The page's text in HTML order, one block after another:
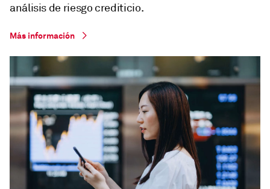
análisis de riesgo crediticio.
Más información